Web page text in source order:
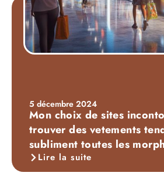
5 décembre 2024
Mon choix de sites
trouver des vetements
subliment toutes les
Lire la suite